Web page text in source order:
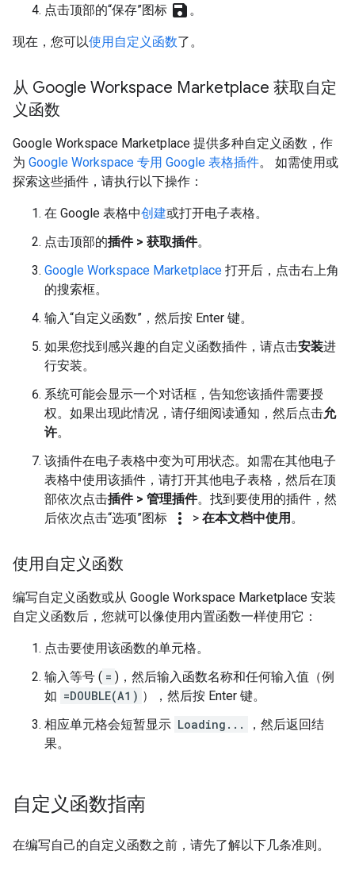
点击顶部的“保存”图标 save 。
现在，您可以使用自定义函数了。
从 Google Workspace Marketplace 获取自定
义函数
Google Workspace Marketplace 提供多种自定义函数，作
为 Google Workspace 专用 Google 表格插件。 如需使用或
探索这些插件，请执行以下操作：
在 Google 表格中创建或打开电子表格。
点击顶部的插件 > 获取插件。
Google Workspace Marketplace 打开后，点击右上角
的搜索框。
输入“自定义函数”，然后按 Enter 键。
如果您找到感兴趣的自定义函数插件，请点击安装进
行安装。
系统可能会显示一个对话框，告知您该插件需要授
权。如果出现此情况，请仔细阅读通知，然后点击允
许。
该插件在电子表格中变为可用状态。如需在其他电子
表格中使用该插件，请打开其他电子表格，然后在顶
部依次点击插件 > 管理插件。找到要使用的插件，然
后依次点击“选项”图标
more_vert > 在本文档中使用 。
使用自定义函数
编写自定义函数或从 Google Workspace Marketplace 安装
自定义函数后，您就可以像使用内置函数一样使用它：
点击要使用该函数的单元格。
输入等号 ( = )，然后输入函数名称和任何输入值（例
如 =DOUBLE(A1) ），然后按 Enter 键。
相应单元格会短暂显示 Loading...
，然后返回结
果。
自定义函数指南
在编写自己的自定义函数之前，请先了解以下几条准则。